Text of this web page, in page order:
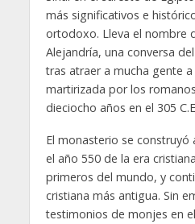
más significativos e
ortodoxo. Lleva el nombre
Alejandría, una conversa
tras atraer a mucha gente
martirizada por los
dieciocho años en el 305
El monasterio se
el año 550 de la era
primeros del mundo, y
cristiana más antigua. Sin
testimonios de monjes en